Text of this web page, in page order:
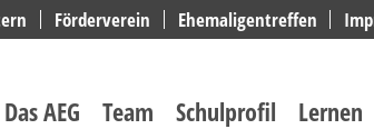
Förderverein Ehemaligentreffen
Das AEG Team Schulprofil Lernen